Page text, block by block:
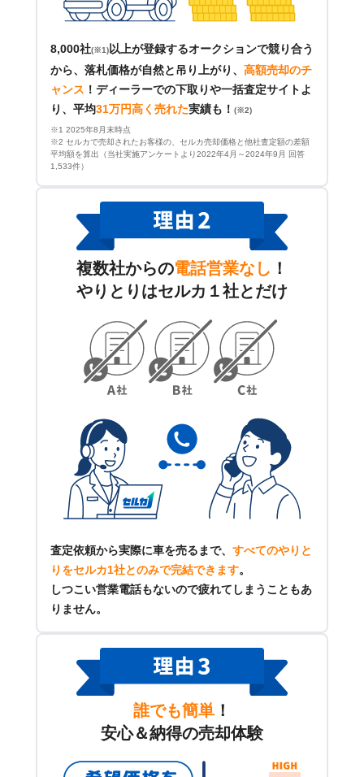
8,000社(※1) 以上が登録するオークションで競り合う
から、落札価格が自然と吊り上がり、 高額売却のチ
ャンス ！ ディーラーでの下取りや一括査定サイトよ
り、平均31万円高く売れた実績も！ (※2)
※1 2025年8月末時点
※2 セルカで売却されたお客様の、セルカ売却価格と他社査定額の差額
平均額を算出（当社実施アンケートより2022年4月～2024年9月 回答
1,533件）
複数社からの電話営業なし ！
やりとりはセルカ１社とだけ
査定依頼から実際に車を売るまで、 すべてのやりと
りをセルカ1社とのみで完結できます。
しつこい営業電話もないので疲れてしまうこともあ
りません。
誰でも簡単 ！
安心＆納得の売却体験